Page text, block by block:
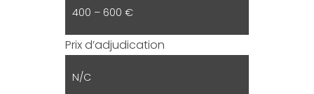
400 – 600 €
Prix d’adjudication
N/C